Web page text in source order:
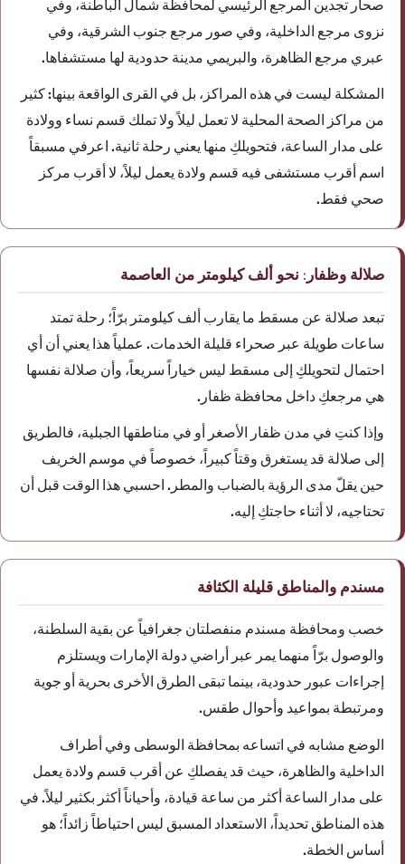
نزوى مرجع الداخلية، وفي صور مرجع جنوب الشرقية، وفي
عبري مرجع الظاهرة، والبريمي مدينة حدودية لها مستشفاها.
المشكلة ليست في هذه المراكز، بل في القرى الواقعة بينها: كثير
من مراكز الصحة المحلية لا تعمل ليلاً ولا تملك قسم نساء وولادة
على مدار الساعة، فتحويلكِ منها يعني رحلة ثانية. اعرفي مسبقاً
اسم أقرب مستشفى فيه قسم ولادة يعمل ليلاً، لا أقرب مركز
صحي فقط.
صلالة وظفار: نحو ألف كيلومتر من العاصمة
تبعد صلالة عن مسقط ما يقارب ألف كيلومتر برّاً؛ رحلة تمتد
ساعات طويلة عبر صحراء قليلة الخدمات. عملياً هذا يعني أن أي
احتمال لتحويلكِ إلى مسقط ليس خياراً سريعاً، وأن صلالة نفسها
هي مرجعكِ داخل محافظة ظفار.
وإذا كنتِ في مدن ظفار الأصغر أو في مناطقها الجبلية، فالطريق
إلى صلالة قد يستغرق وقتاً كبيراً، خصوصاً في موسم الخريف
حين يقلّ مدى الرؤية بالضباب والمطر. احسبي هذا الوقت قبل أن
تحتاجيه، لا أثناء حاجتكِ إليه.
مسندم والمناطق قليلة الكثافة
خصب ومحافظة مسندم منفصلتان جغرافياً عن بقية السلطنة،
والوصول برّاً منهما يمر عبر أراضي دولة الإمارات ويستلزم
إجراءات عبور حدودية، بينما تبقى الطرق الأخرى بحرية أو جوية
ومرتبطة بمواعيد وأحوال طقس.
الوضع مشابه في اتساعه بمحافظة الوسطى وفي أطراف
الداخلية والظاهرة، حيث قد يفصلكِ عن أقرب قسم ولادة يعمل
على مدار الساعة أكثر من ساعة قيادة، وأحياناً أكثر بكثير ليلاً. في
هذه المناطق تحديداً، الاستعداد المسبق ليس احتياطاً زائداً؛ هو
أساس الخطة.